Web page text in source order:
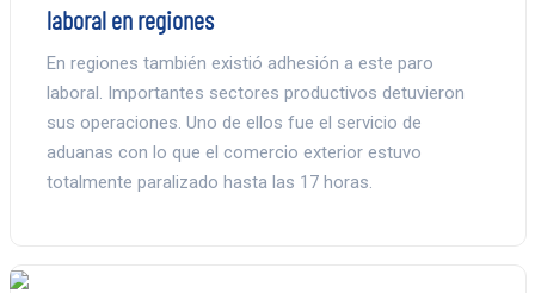
laboral en regiones
En regiones también existió adhesión a este paro
laboral. Importantes sectores productivos detuvieron
sus operaciones. Uno de ellos fue el servicio de
aduanas con lo que el comercio exterior estuvo
totalmente paralizado hasta las 17 horas.